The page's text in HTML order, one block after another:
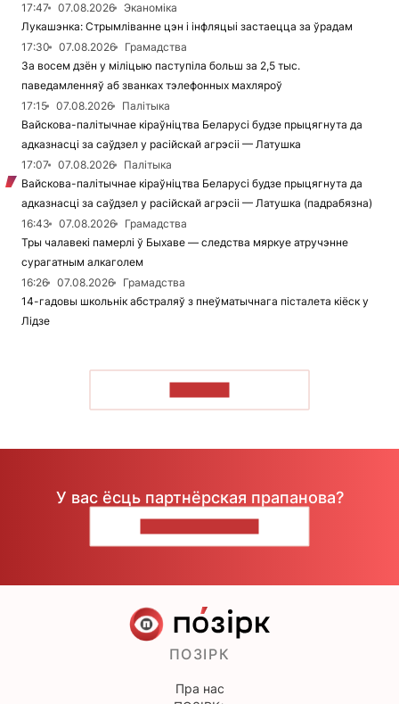
17:47
07.08.2026
Эканоміка
Лукашэнка: Стрымліванне цэн і інфляцыі застаецца за ўрадам
17:30
07.08.2026
Грамадства
За восем дзён у міліцыю паступіла больш за 2,5 тыс.
паведамленняў аб званках тэлефонных махляроў
17:15
07.08.2026
Палітыка
Вайскова-палітычнае кіраўніцтва Беларусі будзе прыцягнута да
адказнасці за саўдзел у расійскай агрэсіі — Латушка
17:07
07.08.2026
Палітыка
Вайскова-палітычнае кіраўніцтва Беларусі будзе прыцягнута да
адказнасці за саўдзел у расійскай агрэсіі — Латушка (падрабязна)
16:43
07.08.2026
Грамадства
Тры чалавекі памерлі ў Быхаве — следства мяркуе атручэнне
сурагатным алкаголем
16:26
07.08.2026
Грамадства
14-гадовы школьнік абстраляў з пнеўматычнага пісталета кіёск у
Лідзе
У вас ёсць партнёрская прапанова?
ПОЗІРК
Пра нас